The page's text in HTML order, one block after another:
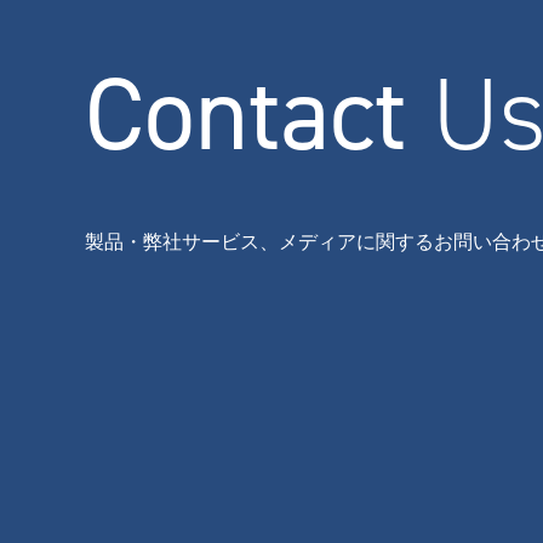
Contact Us
製品・弊社サービス、メディアに関するお問い合わ